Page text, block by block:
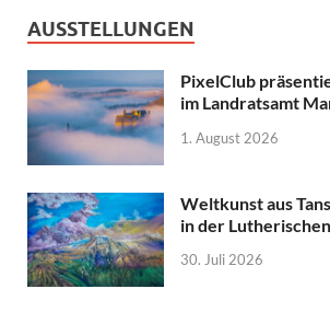
AUSSTELLUNGEN
PixelClub
im Landratsamt
1. August 2026
Weltkunst aus
in der
30. Juli 2026